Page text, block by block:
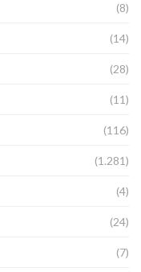
(8)
(14)
(28)
(11)
(116)
(1.281)
(4)
(24)
(7)